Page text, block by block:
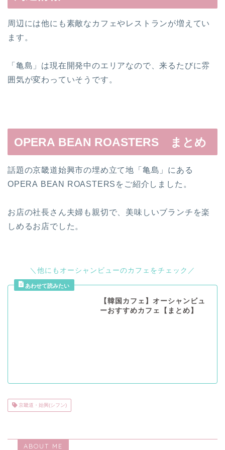
周辺には他にも素敵なカフェやレストランが増えてい
ます。
「亀島」は現在開発中のエリアなので、来るたびに雰
囲気が変わっていそうです。
OPERA BEAN ROASTERS まとめ
話題の京畿道始興市の埋め立て地「亀島」にある
OPERA BEAN ROASTERSをご紹介しました。
お店の社長さん夫婦も親切で、美味しいブランチを楽
しめるお店でした。
＼他にもオーシャンビューのカフェをチェック／
【韓国カフェ】オーシャンビュ
ーおすすめカフェ【まとめ】
京畿道・始興(シフン)
ABOUT ME